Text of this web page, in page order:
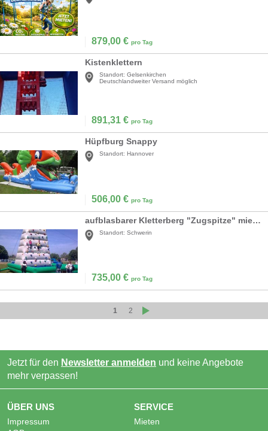
879,00 € pro Tag
Kistenklettern
Standort: Gelsenkirchen
Deutschlandweiter Versand möglich
891,31 € pro Tag
Hüpfburg Snappy
Standort: Hannover
506,00 € pro Tag
aufblasbarer Kletterberg "Zugspitze" mieten
Standort: Schwerin
735,00 € pro Tag
1 2
Jetzt für den Newsletter anmelden und keine Angebote
mehr verpassen!
ÜBER UNS
Impressum
SERVICE
Mieten